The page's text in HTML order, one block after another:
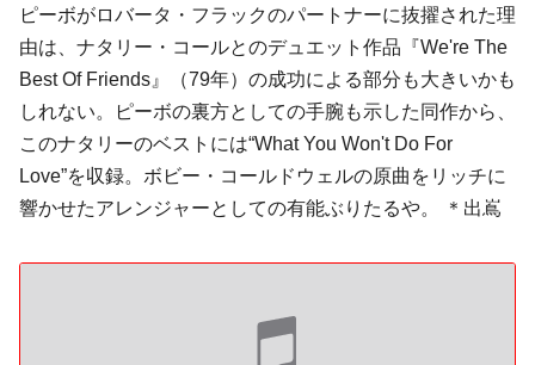
ピーボがロバータ・フラックのパートナーに抜擢された理
由は、ナタリー・コールとのデュエット作品『We're The
Best Of Friends』（79年）の成功による部分も大きいかも
しれない。ピーボの裏方としての手腕も示した同作から、
このナタリーのベストには“What You Won't Do For
Love”を収録。ボビー・コールドウェルの原曲をリッチに
響かせたアレンジャーとしての有能ぶりたるや。 ＊出嶌